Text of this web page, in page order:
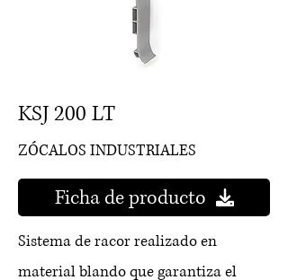
KSJ 200 LT
ZÓCALOS INDUSTRIALES
Ficha de producto
Sistema de racor realizado en
material blando que garantiza el